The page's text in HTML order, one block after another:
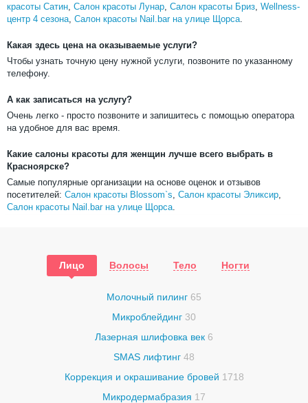
красоты Сатин, Салон красоты Лунар, Салон красоты Бриз, Wellness-
центр 4 сезона, Салон красоты Nail.bar на улице Щорса.
Какая здесь цена на оказываемые услуги?
Чтобы узнать точную цену нужной услуги, позвоните по указанному
телефону.
А как записаться на услугу?
Очень легко - просто позвоните и запишитесь с помощью оператора
на удобное для вас время.
Какие салоны красоты для женщин лучше всего выбрать в
Красноярске?
Самые популярные организации на основе оценок и отзывов
посетителей: Салон красоты Blossom`s, Салон красоты Эликсир,
Салон красоты Nail.bar на улице Щорса.
Лицо Волосы Тело Ногти
Молочный пилинг 65
Микроблейдинг 30
Лазерная шлифовка век 6
SMAS лифтинг 48
Коррекция и окрашивание бровей 1718
Микродермабразия 17